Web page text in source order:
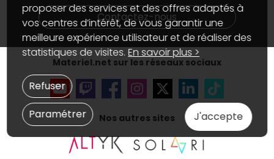
Partenariat & Sponsoring
Informations légales
Données personnellesetcookies
Gérer vos cookies
Accessibilité : non conforme
Contactez-nous
Materiel.net sur les réseaux sociaux
Nos autres sites
proposer des services et des offres adaptés à
vos centres d’intérêt, de vous garantir une
meilleure expérience utilisateur et de réaliser des
statistiques de visites.En savoir plus >
J'accepte
Paramétrer
Refuser